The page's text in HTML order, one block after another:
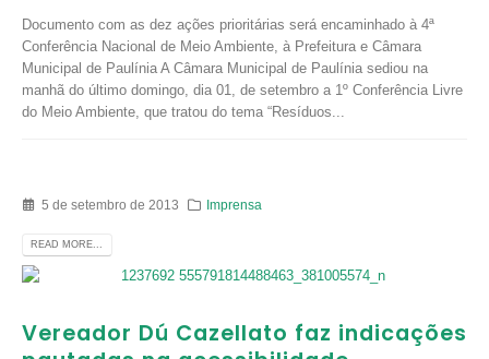
Documento com as dez ações prioritárias será encaminhado à 4ª
Conferência Nacional de Meio Ambiente, à Prefeitura e Câmara
Municipal de Paulínia A Câmara Municipal de Paulínia sediou na
manhã do último domingo, dia 01, de setembro a 1º Conferência Livre
do Meio Ambiente, que tratou do tema “Resíduos...
5 de setembro de 2013 Imprensa
READ MORE...
Vereador Dú Cazellato faz indicações